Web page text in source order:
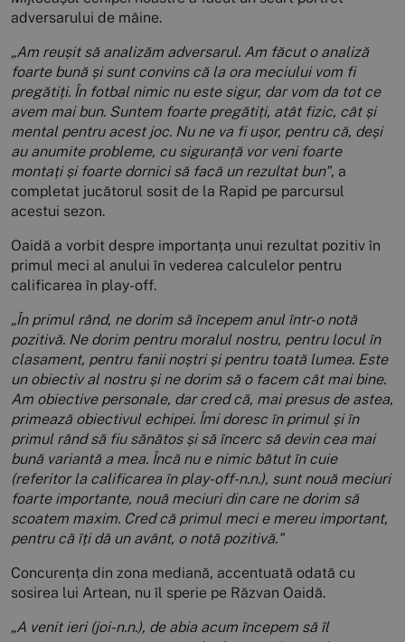
adversarului de mâine.
„Am reușit să analizăm adversarul. Am făcut o analiză
foarte bună și sunt convins că la ora meciului vom fi
pregătiți. Înfotbal nimic nu este sigur, dar vom da tot ce
avem mai bun. Suntem foarte pregătiți, atât fizic, cât și
mental pentru acest joc. Nu ne va fi ușor, pentru că, deși
au anumite probleme, cu siguranță vor veni foarte
montați și foarte dornici să facă un rezultat bun", a
completat jucătorul sosit de la Rapid pe parcursul
acestui sezon.
Oaidă a vorbit despre importanța unui rezultat pozitiv în
primul meci al anului în vederea calculelor pentru
calificarea în play-off.
„În primul rând, ne dorim să începem anul într-o notă
pozitivă. Ne dorim pentru moralul nostru, pentru locul în
clasament, pentru fanii noștri și pentru toată lumea. Este
un obiectiv al nostru și ne dorim să o facem cât mai bine.
Am obiective personale, dar cred că, mai presus de astea,
primează obiectivul echipei. Îmi doresc în primul și în
primul rând să fiu sănătos și să încerc să devin cea mai
bună variantă a mea. Încă nu e nimic bătut în cuie
(referitor la calificarea în play-off-n.n.), sunt nouă meciuri
foarte importante, nouă meciuri din care ne dorim să
scoatem maxim. Cred că primul meci e mereu important,
pentru că îți dă un avânt, o notă pozitivă."
Concurența din zona mediană, accentuată odată cu
sosirea lui Artean, nu îl sperie pe Răzvan Oaidă.
„A venit ieri (joi-n.n.), de abia acum începem să îl